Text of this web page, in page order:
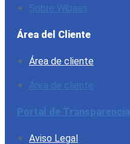
Sobre Wibaes
Área del Cliente
Área de cliente
Área de cliente
Portal de Transparencia
Aviso Legal